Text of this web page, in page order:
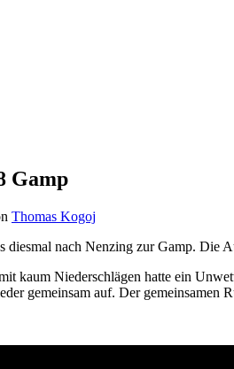
Gamp
Thomas Kogoj
diesmal nach Nenzing zur Gamp.
kaum Niederschlägen hatte ein
gemeinsam auf. Der gemeinsamen